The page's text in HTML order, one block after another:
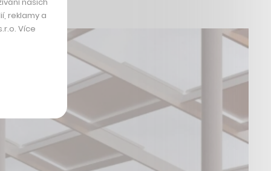
reklamy a
Více